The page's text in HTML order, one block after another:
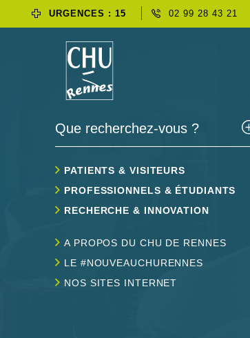
URGENCES : 15 02 99 28 43 21
Que recherchez-vous ?
PATIENTS & VISITEURS
PROFESSIONNELS & ÉTUDIANTS
RECHERCHE & INNOVATION
A PROPOS DU CHU DE RENNES
LE #NOUVEAUCHURENNES
NOS SITES INTERNET